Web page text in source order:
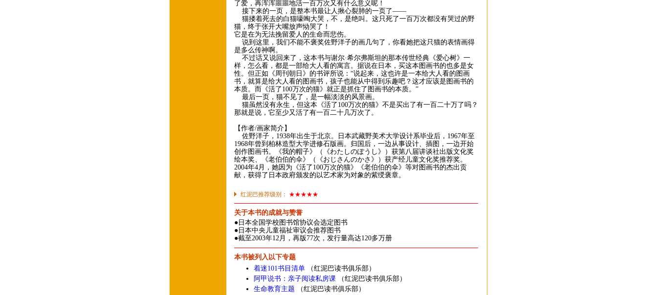
了爱，再浑浑噩噩地活一百万次又有什么意义呢！
接下来的一页，是整本书最让人揪心裂肺的一页了——
猫搂着死去的白猫嚎啕大哭，不，是绝叫。这只死了一百万次都没有哭过的野
猫，终于张开大嘴放声恸哭了！
它是在为无法挽留爱人的生命而悲伤。
说到这里，我们不能不褒奖佐野洋子的画几句了，你看她把这只猫的表情画得
是多么传神啊。
不过话又说回来了，这本书与谢尔·希尔弗斯坦的那本传世经典《爱心树》一
样，怎么看，都是一部给大人看的寓言。据说在日本，买这本图画书的也多是女
性。但正如《周刊朝日》的书评所说：“说起来，这也许是一本给大人看的图画
书，就算是给大人看的图画书，孩子也能从中得到乐趣吧？这才应该是图画书的
本质。而《活了100万次的猫》就正是抓住了图画书的本质。”
最后一页，猫不见了，是一幅淡淡的风景画。
猫虽然没有永生，但这本《活了100万次的猫》不是买出了有一百二十万了吗？
那就是说，它至少又活了有一百二十几万次了。
【作者/画家简介】
佐野洋子，1938年出生于北京。日本武藏野美术大学设计系毕业后，1967年至
1968年曾到柏林造型大学进修石版画。归国后，一边从事设计、插图，一边开始
创作图画书。《我的帽子》（《わたしのぽうし》）获第八届讲谈社出版文化奖
绘本奖、《老伯伯的伞》（《おじさんのかさ》）获产经儿童文化奖推荐奖。
2004年4月，她因为《活了100万次的猫》《老伯伯的伞》等对图画书的杰出贡
献，获得了日本政府颁发的以艺术家为对象的紫绶褒章。
红泥巴推荐级别： ★★★★★
关于本书的成就与赞誉
●日本全国学校图书馆协议会选定图书
●日本中央儿童福祉审议会推荐图书
●截至2003年12月，再版77次，发行量高达120多万册
本书被列入以下专题
着迷101书目清单 （红泥巴读书俱乐部）
阿甲说书：亲子阅读私房课 （红泥巴读书俱乐部）
生命教育主题 （红泥巴读书俱乐部）